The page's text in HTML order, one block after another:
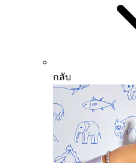
กลับ